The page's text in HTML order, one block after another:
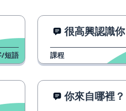
/短語
很高興認識你
課程
你來自哪裡？